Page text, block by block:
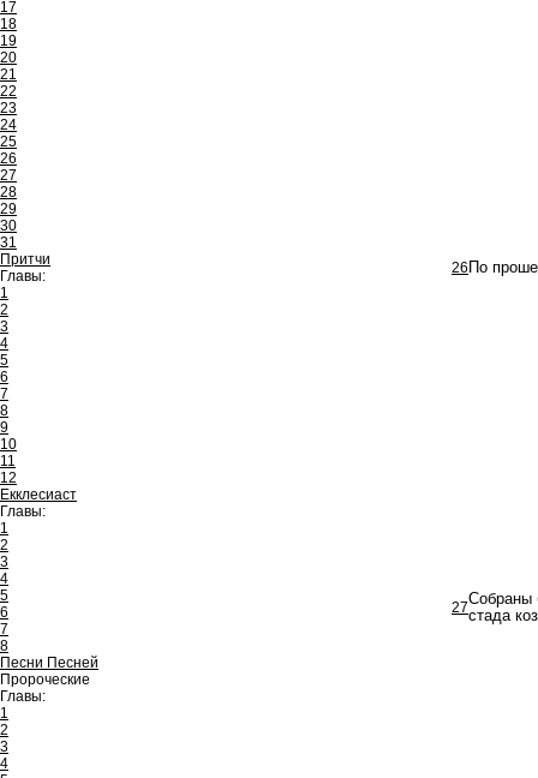
17
18
19
20
21
22
23
24
25
26
27
28
29
30
31
Притчи
Главы:
1
2
3
4
5
6
7
8
9
10
11
12
Екклесиаст
Главы:
1
2
3
4
5
6
7
8
Песни Песней
Пророческие
Главы:
1
2
3
4
26 По
27Собраны
стада